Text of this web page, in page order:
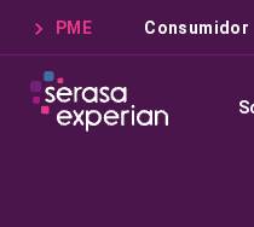
PME Consumidor